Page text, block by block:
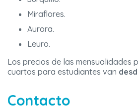
Miraflores.
Aurora.
Leuro.
Los precios de las mensualidades
cuartos para estudiantes van
Contacto